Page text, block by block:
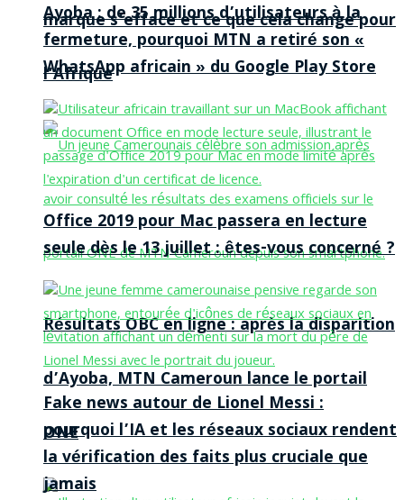
marque s’efface et ce que cela change pour
l’Afrique
Résultats OBC en ligne : après la disparition
d’Ayoba, MTN Cameroun lance le portail
ONE
Ayoba : de 35 millions d’utilisateurs à la
fermeture, pourquoi MTN a retiré son «
WhatsApp africain » du Google Play Store
Office 2019 pour Mac passera en lecture
seule dès le 13 juillet : êtes-vous concerné ?
Fake news autour de Lionel Messi :
pourquoi l’IA et les réseaux sociaux rendent
la vérification des faits plus cruciale que
jamais